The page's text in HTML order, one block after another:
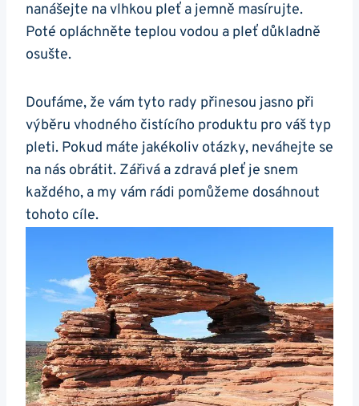
nanášejte na vlhkou pleť a jemně⁢ masírujte.
⁤Poté opláchněte⁢ teplou vodou ‌a pleť důkladně
osušte.
Doufáme, že‍ vám tyto rady přinesou jasno ‌při
výběru vhodného čistícího produktu pro váš ​typ
pleti. Pokud máte jakékoliv ⁢otázky, neváhejte‌ se‍
na‌ nás obrátit. ⁢Zářivá a zdravá pleť je snem
každého, a my vám rádi pomůžeme dosáhnout
tohoto cíle.